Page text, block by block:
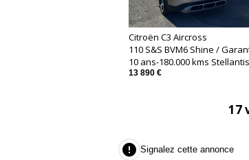
Citroën C3 Aircross
110 S&S BVM6 Shine /
10 ans-180.000 kms Stellantis
13 890 €
17
 Signalez cette annonce